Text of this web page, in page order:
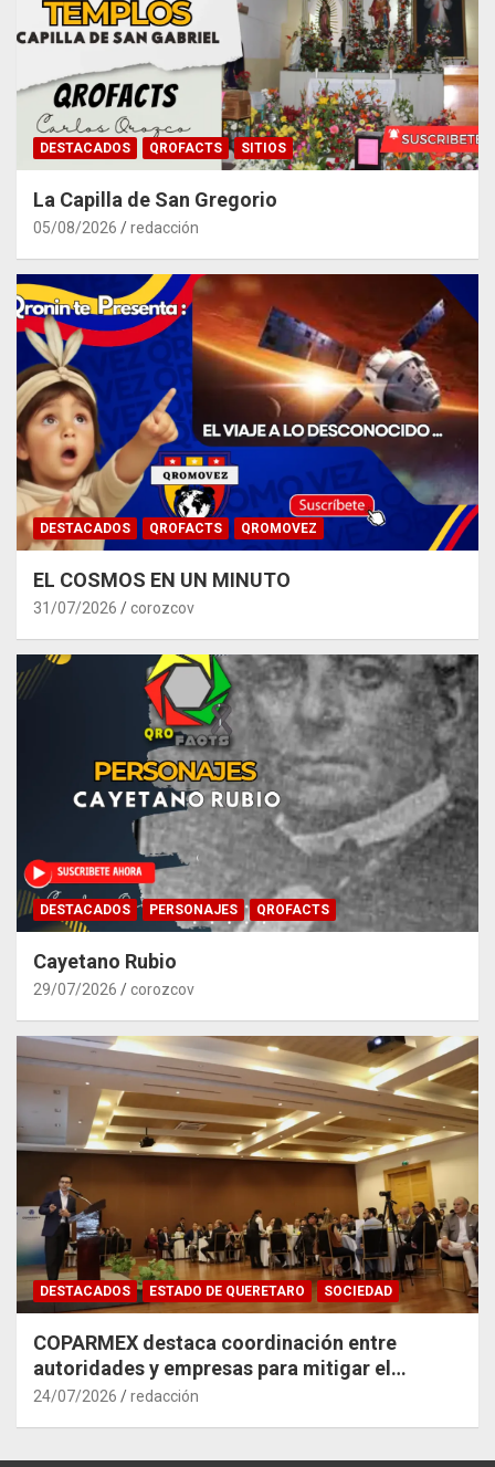
DESTACADOS QROFACTS SITIOS
La Capilla de San Gregorio
05/08/2026 redacción
DESTACADOS QROFACTS QROMOVEZ
EL COSMOS EN UN MINUTO
31/07/2026 corozcov
DESTACADOS PERSONAJES QROFACTS
Cayetano Rubio
29/07/2026 corozcov
DESTACADOS ESTADO DE QUERETARO SOCIEDAD
COPARMEX destaca coordinación entre
autoridades y empresas para mitigar el
impacto del Tren México–Querétaro
24/07/2026 redacción